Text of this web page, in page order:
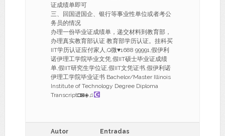
证成绩单即可
三、回国进国企、银行等事业性单位或者考公
务员的情况
办理一份毕业证成绩单，递交材料到教育部，
办理真实教育部认证 教育部学历认证。挂科买
IIT学历认证应付家人,Q微♥1688 99991,假伊利
诺伊理工学院毕业文凭,假IIT硕士毕业证成绩
单,假IIT研究生学位证,假IIT文凭证书,假伊利诺
伊理工学院毕业证书 Bachelor/Master Illinois
Institute of Technology Degree Diploma
Transcript◘◙◈♫
Autor Entradas